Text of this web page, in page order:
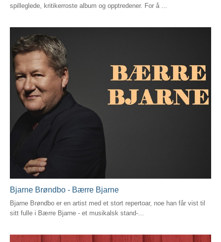
spilleglede, kritikerroste album og opptredener. For å ...
Bjarne Brøndbo - Bærre Bjarne
Bjarne Brøndbo er en artist med et stort repertoar, noe han får vist til
sitt fulle i Bærre Bjarne - et musikalsk stand-...